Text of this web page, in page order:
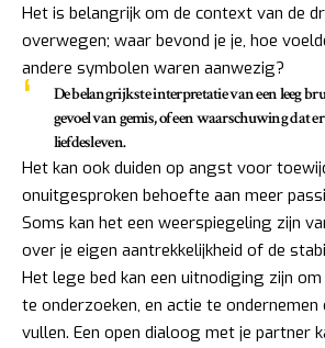
Het is belangrijk om de context van de
overwegen; waar bevond je je, hoe
andere symbolen waren aanwezig?
De belangrijkste interpretatie van een leeg
gevoel van gemis, of een waarschuwing dat
liefdesleven.
Het kan ook duiden op angst voor
onuitgesproken behoefte aan meer
Soms kan het een weerspiegeling zijn
over je eigen aantrekkelijkheid of de
Het lege bed kan een uitnodiging zijn
te onderzoeken, en actie te
vullen. Een open dialoog met je partner